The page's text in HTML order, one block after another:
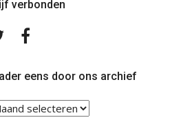
verbonden
Volg
TwitterFacebook
eens door ons archief